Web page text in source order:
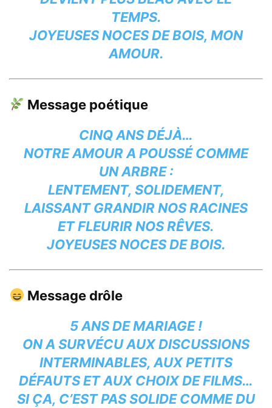
TEMPS.
JOYEUSES NOCES DE BOIS, MON
AMOUR.
Message poétique
CINQ ANS DÉJÀ…
NOTRE AMOUR A POUSSÉ COMME
UN ARBRE :
LENTEMENT, SOLIDEMENT,
LAISSANT GRANDIR NOS RACINES
ET FLEURIR NOS RÊVES.
JOYEUSES NOCES DE BOIS.
Message drôle
5 ANS DE MARIAGE !
ON A SURVÉCU AUX DISCUSSIONS
INTERMINABLES, AUX PETITS
DÉFAUTS ET AUX CHOIX DE FILMS…
SI ÇA, C’EST PAS SOLIDE COMME DU